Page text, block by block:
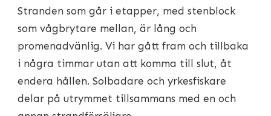
Stranden som går i etapper, med stenblock
som vågbrytare mellan, är lång och
promenadvänlig. Vi har gått fram och tillbaka
i några timmar utan att komma till slut, åt
endera hållen. Solbadare och yrkesfiskare
delar på utrymmet tillsammans med en och